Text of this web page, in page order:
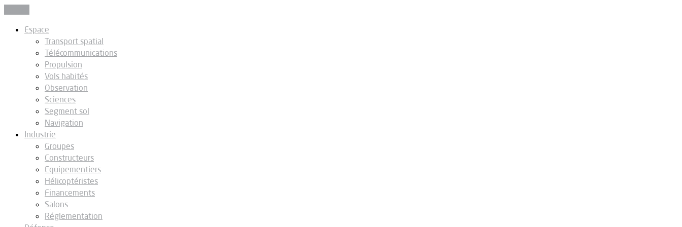
Espace
Transport spatial
Télécommunications
Propulsion
Vols habités
Observation
Sciences
Segment sol
Navigation
Industrie
Groupes
Constructeurs
Equipementiers
Hélicoptéristes
Financements
Salons
Réglementation